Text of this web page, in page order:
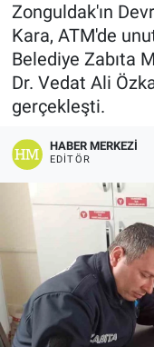
Zonguldak'ın
Kara, ATM'de
Belediye Zabıta
Dr. Vedat Ali
gerçekleşti.
HABER MERKEZI
EDITÖR